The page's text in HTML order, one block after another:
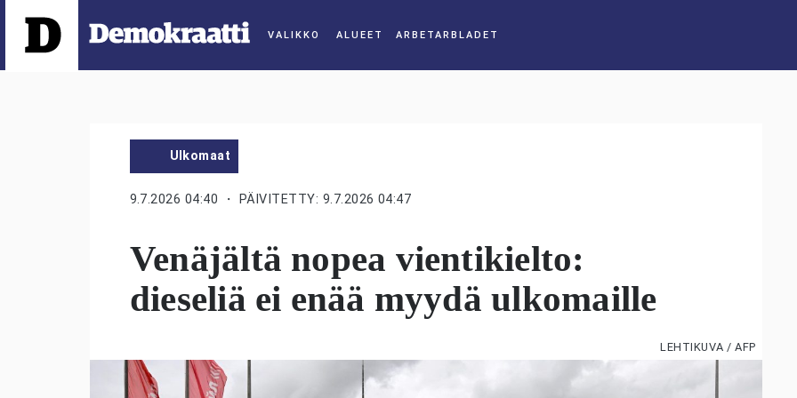
ALUEET
Ulkomaat
9.7.2026 04:40 ・ PÄIVITETTY: 9.7.2026 04:47
Venäjältä nopea vientikielto:
dieseliä ei enää myydä ulkomaille
LEHTIKUVA / AFP